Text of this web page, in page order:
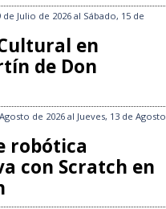
Julio de 2026 al Sábado, 15 de
en
de Don
de 2026 al Jueves, 13 de Agosto
robótica
con Scratch en